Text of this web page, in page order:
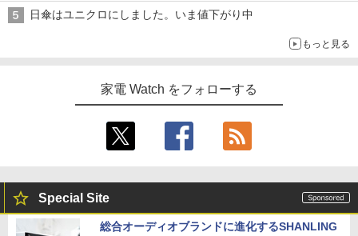
日傘はユニクロにしました。いま値下がり中
もっと見る
家電 Watch をフォローする
Special Site
総合オーディオブランドに進化するSHANLING